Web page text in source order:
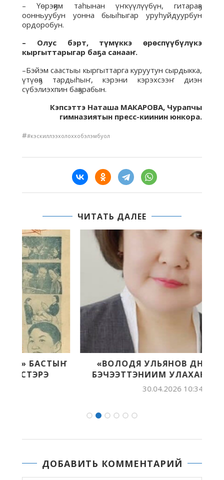
– Үөрэҕим таһынан үҥкүүлүүбүн, гитараҕа
оонньуубун уонна быыһыгар уруһуйдуурбун
ордоробун.
– Олус бэрт, түмүккэ өрөспүүбүлүкэ
кыргыттарыгар баҕа санааҥ.
–Бэйэм саастыы кыргыттарга куруутун сырдыкка,
үтүөҕэ тардыһыҥ, кэрэни кэрэхсээҥ диэн
сүбэлиэхпин баҕарабын.
Кэпсэттэ Наташа МАКАРОВА, Чурапчы
гимназиятын пресс-киинин юнкора.
##кэскиллээхолоххобэлэмбуол
ЧИТАТЬ ДАЛЕЕ
«ВОЛОДЯ УЛЬЯНОВ ДНЕВНИГЭР»
БЭЧЭЭТТЭНИИМ УЛАХАН ЧИЭС ЭТЭ
ДОБАВИТЬ КОММЕНТАРИЙ